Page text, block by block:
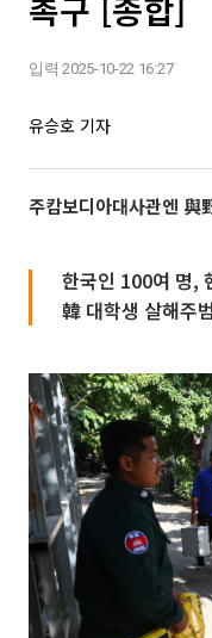
촉구 [종합]
입력 2025-10-22 16:27
유승호 기자
주캄보디아대사관엔 與
한국인 100여 명,
韓 대학생 살해주